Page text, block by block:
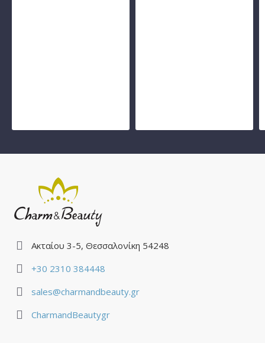
Ακταίου 3-5, Θεσσαλονίκη 54248
+30 2310 384448
sales@charmandbeauty.gr
CharmandBeautygr